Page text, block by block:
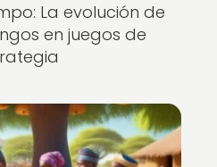
La evolución de
en juegos de